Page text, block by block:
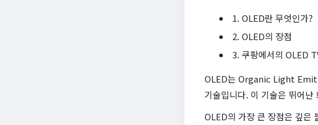
1. OLED란 무엇인가?
2. OLED의 장점
3. 쿠팡에서의 OLED
OLED는 Organic Light
기술입니다. 이 기술은 뛰어난
OLED의 가장 큰 장점은 깊은